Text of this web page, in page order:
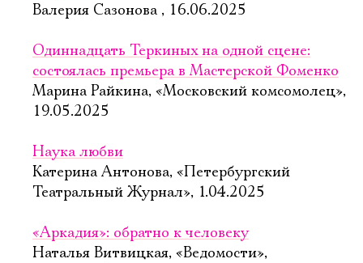
Валерия Сазонова , 16.06.2025
Одиннадцать Теркиных на одной сцене:
состоялась премьера в Мастерской Фоменко
Марина Райкина, «Московский комсомолец»,
19.05.2025
Наука любви
Катерина Антонова, «Петербургский
Театральный Журнал», 1.04.2025
«Аркадия»: обратно к человеку
Наталья Витвицкая, «Ведомости»,